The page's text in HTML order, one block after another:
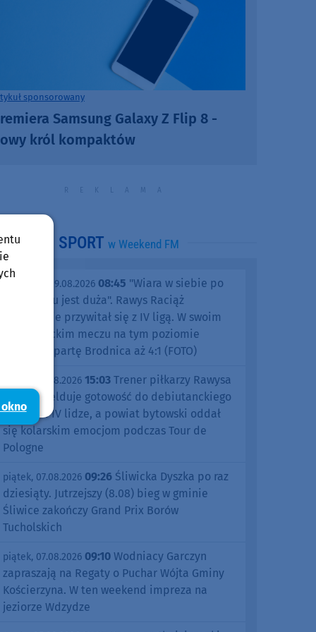
sponsorowany
Samsung Galaxy Z Flip 8 -
król kompaktów
SPORT w Weekend FM
niedziela, 09.08.2026 08:45 "Wiara w siebie po
tym meczu jest duża". Rawys Raciąż
znakomicie przywitał się z IV ligą. W swoim
debiutanckim meczu na tym poziomie
pokonał Spartę Brodnica aż 4:1 (FOTO)
piątek, 07.08.2026 15:03 Trener piłkarzy Rawysa
Raciąż melduje gotowość do debiutanckiego
sezonu w IV lidze, a powiat bytowski oddał
się kolarskim emocjom podczas Tour de
Pologne
piątek, 07.08.2026 09:26 Śliwicka Dyszka po raz
dziesiąty. Jutrzejszy (8.08) bieg w gminie
Śliwice zakończy Grand Prix Borów
Tucholskich
piątek, 07.08.2026 09:10 Wodniacy Garczyn
zapraszają na Regaty o Puchar Wójta Gminy
Kościerzyna. W ten weekend impreza na
jeziorze Wdzydze